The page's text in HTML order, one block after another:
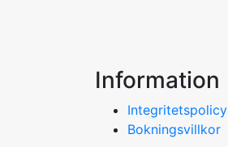
Information
Integritetspolicy
Bokningsvillkor